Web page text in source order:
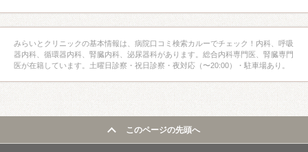
みらいとクリニックの基本情報は、病院口コミ検索カルーでチェック！内科、呼吸
器内科、循環器内科、腎臓内科、泌尿器科があります。総合内科専門医、腎臓専門
医が在籍しています。土曜日診察・祝日診察・夜対応（〜20:00）・駐車場あり。
このページの先頭へ